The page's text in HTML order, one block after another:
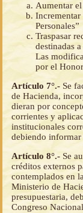
Aumentar
Personales”
Traspasar
destinadas
Las
por el
Artículo 7°.- Se
de Hacienda,
dieran por
corrientes y
institucionales
debiendo
Artículo 8°.- Se
créditos externos
contemplados en
Ministerio de
presupuestaria,
Congreso